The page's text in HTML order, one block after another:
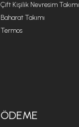
Çift Kişilik Nevresim Takımı
Baharat Takımı
Termos
ÖDEME